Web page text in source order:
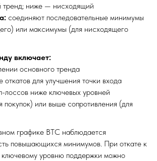
ниже — нисходящий
соединяют последовательные минимумы
или максимумы (для нисходящего
включает:
основного тренда
откатов для улучшения точки входа
лоссов ниже ключевых уровней
покупок) или выше сопротивления (для
графике BTC наблюдается
повышающихся минимумов. При откате к
ключевому уровню поддержки можно